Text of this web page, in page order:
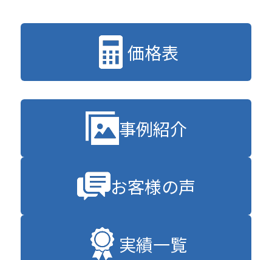
価格表
事例紹介
お客様の声
実績一覧